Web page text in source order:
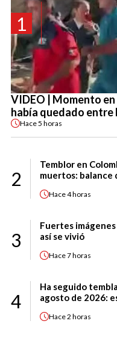
1
VIDEO | Momento
había quedado entre
Hace5 horas
2
Temblor en
muertos: balance
Hace4 horas
3
Fuertes
así se vivió
Hace7 horas
4
Ha seguido
agosto de 2026:
Hace2 horas